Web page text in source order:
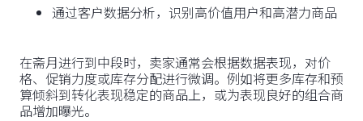
通过客户数据分析，识别高价值用户和高潜力商品
在斋月进行到中段时，卖家通常会根据数据表现，对价
格、促销力度或库存分配进行微调。例如将更多库存和预
算倾斜到转化表现稳定的商品上，或为表现良好的组合商
品增加曝光。